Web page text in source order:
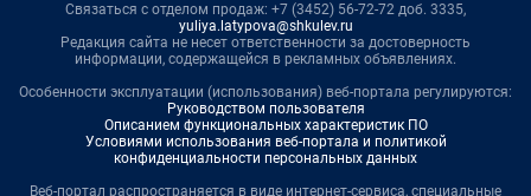
Связаться с отделом продаж: +7 (3452) 56-72-72 доб. 3335,
yuliya.latypova@shkulev.ru
Редакция сайта не несет ответственности за достоверность
информации, содержащейся в рекламных объявлениях.
Особенности эксплуатации (использования) веб-портала регулируются:
Руководством пользователя
Описанием функциональных характеристик ПО
Условиями использования веб-портала и политикой
конфиденциальности персональных данных
Веб-портал распространяется в виде интернет-сервиса, специальные